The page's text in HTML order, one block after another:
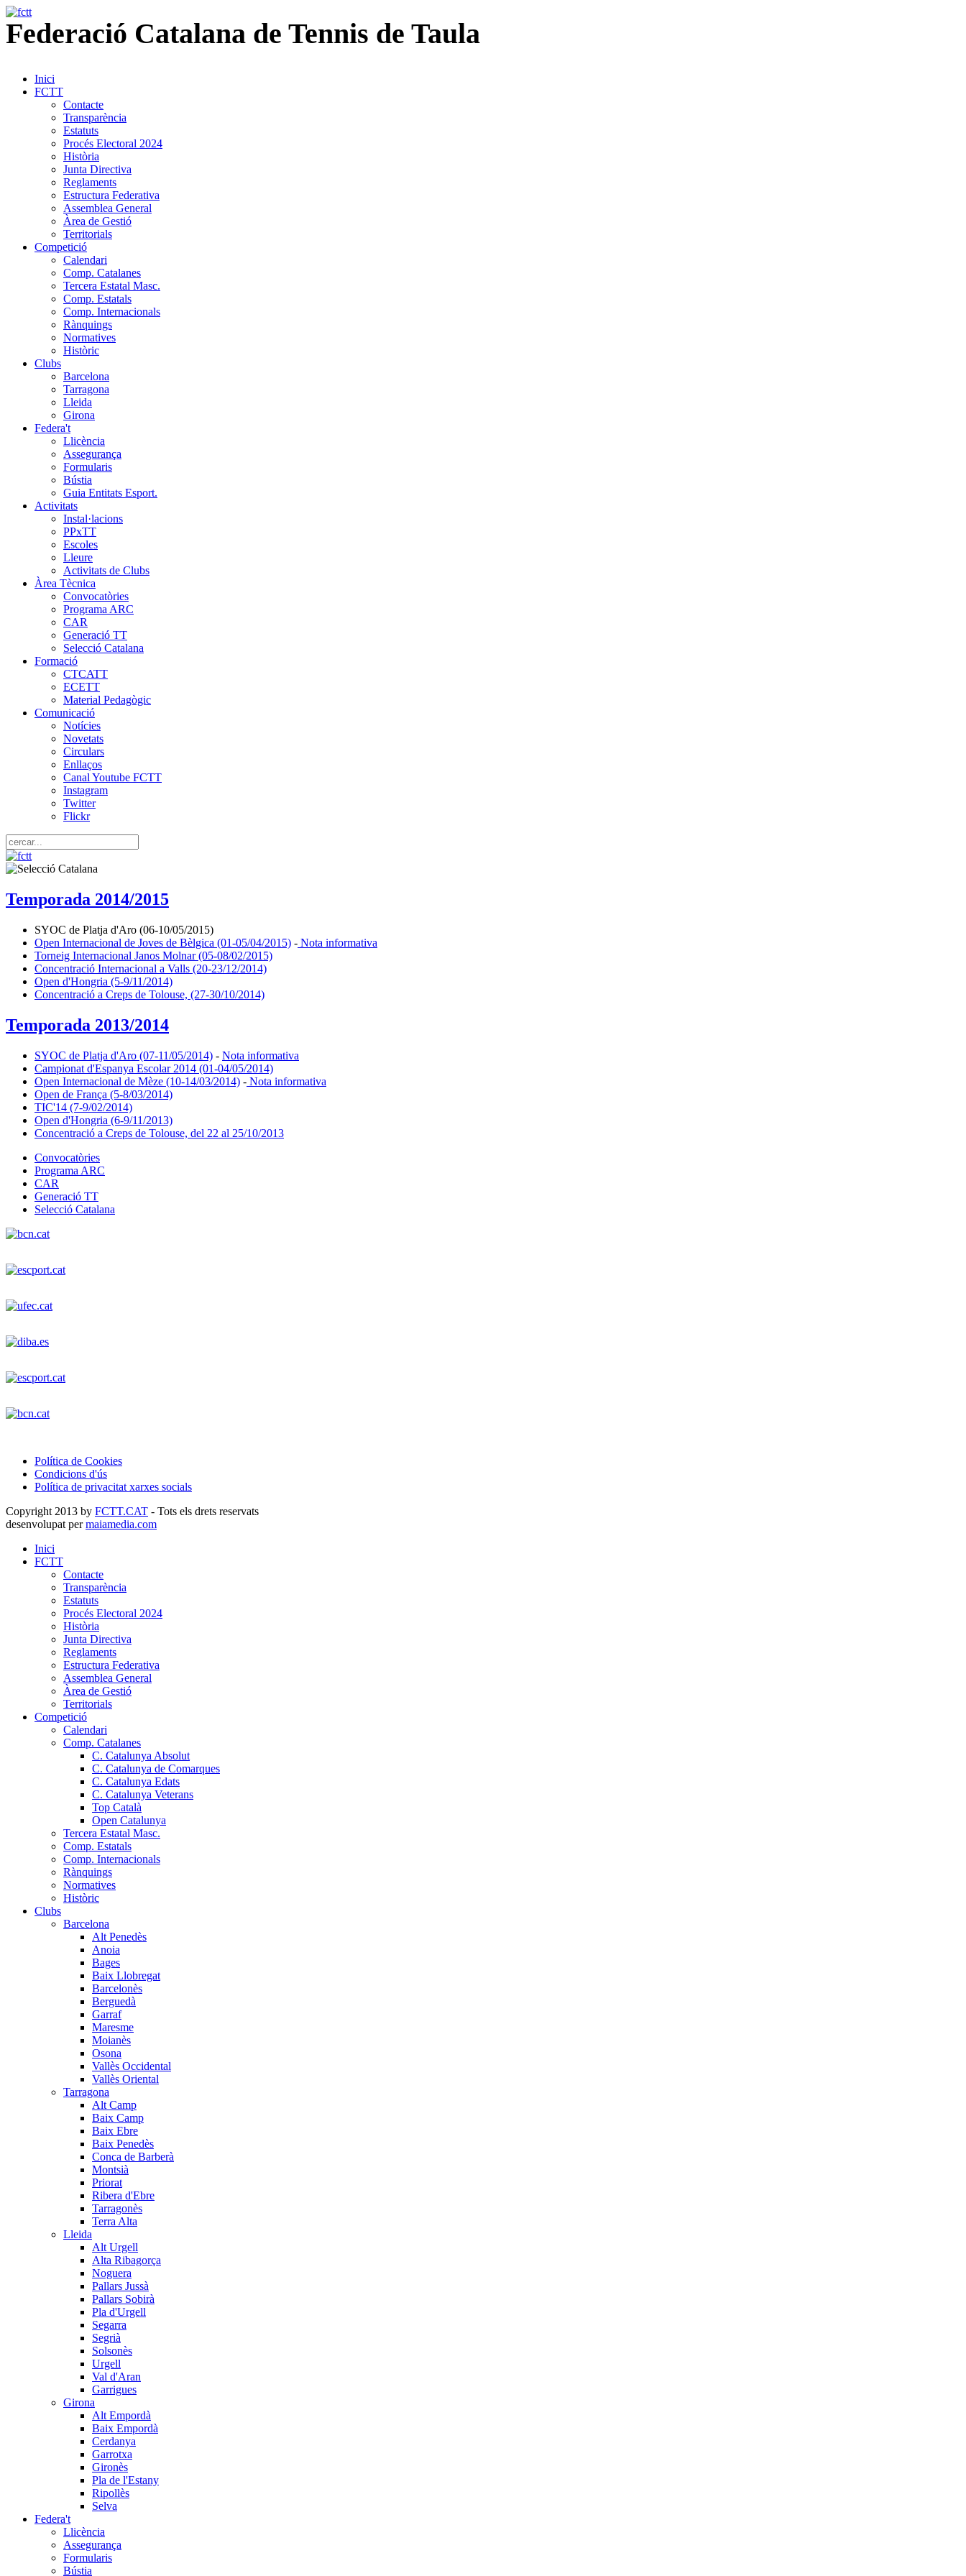
Federació Catalana de Tennis de Taula
Inici
FCTT
Contacte
Transparència
Estatuts
Procés Electoral 2024
Història
Junta Directiva
Reglaments
Estructura Federativa
Assemblea General
Àrea de Gestió
Territorials
Competició
Calendari
Comp. Catalanes
Tercera Estatal Masc.
Comp. Estatals
Comp. Internacionals
Rànquings
Normatives
Històric
Clubs
Barcelona
Tarragona
Lleida
Girona
Federa't
Llicència
Assegurança
Formularis
Bústia
Guia Entitats Esport.
Activitats
Instal·lacions
PPxTT
Escoles
Lleure
Activitats de Clubs
Àrea Tècnica
Convocatòries
Programa ARC
CAR
Generació TT
Selecció Catalana
Formació
CTCATT
ECETT
Material Pedagògic
Comunicació
Notícies
Novetats
Circulars
Enllaços
Canal Youtube FCTT
Instagram
Twitter
Flickr
Temporada 2014/2015
SYOC de Platja d'Aro (06-10/05/2015)
Open Internacional de Joves de Bèlgica (01-05/04/2015) - Nota informativa
Torneig Internacional Janos Molnar (05-08/02/2015)
Concentració Internacional a Valls (20-23/12/2014)
Open d'Hongria (5-9/11/2014)
Concentració a Creps de Tolouse, (27-30/10/2014)
Temporada 2013/2014
SYOC de Platja d'Aro (07-11/05/2014) - Nota informativa
Campionat d'Espanya Escolar 2014 (01-04/05/2014)
Open Internacional de Mèze (10-14/03/2014) - Nota informativa
Open de França (5-8/03/2014)
TIC'14 (7-9/02/2014)
Open d'Hongria (6-9/11/2013)
Concentració a Creps de Tolouse, del 22 al 25/10/2013
Convocatòries
Programa ARC
CAR
Generació TT
Selecció Catalana
Política de Cookies
Condicions d'ús
Política de privacitat xarxes socials
Copyright 2013 by FCTT.CAT - Tots els drets reservats
desenvolupat permaiamedia.com
Inici
FCTT
Contacte
Transparència
Estatuts
Procés Electoral 2024
Història
Junta Directiva
Reglaments
Estructura Federativa
Assemblea General
Àrea de Gestió
Territorials
Competició
Calendari
Comp. Catalanes
C. Catalunya Absolut
C. Catalunya de Comarques
C. Catalunya Edats
C. Catalunya Veterans
Top Català
Open Catalunya
Tercera Estatal Masc.
Comp. Estatals
Comp. Internacionals
Rànquings
Normatives
Històric
Clubs
Barcelona
Alt Penedès
Anoia
Bages
Baix Llobregat
Barcelonès
Berguedà
Garraf
Maresme
Moianès
Osona
Vallès Occidental
Vallès Oriental
Tarragona
Alt Camp
Baix Camp
Baix Ebre
Baix Penedès
Conca de Barberà
Montsià
Priorat
Ribera d'Ebre
Tarragonès
Terra Alta
Lleida
Alt Urgell
Alta Ribagorça
Noguera
Pallars Jussà
Pallars Sobirà
Pla d'Urgell
Segarra
Segrià
Solsonès
Urgell
Val d'Aran
Garrigues
Girona
Alt Empordà
Baix Empordà
Cerdanya
Garrotxa
Gironès
Pla de l'Estany
Ripollès
Selva
Federa't
Llicència
Assegurança
Formularis
Bústia